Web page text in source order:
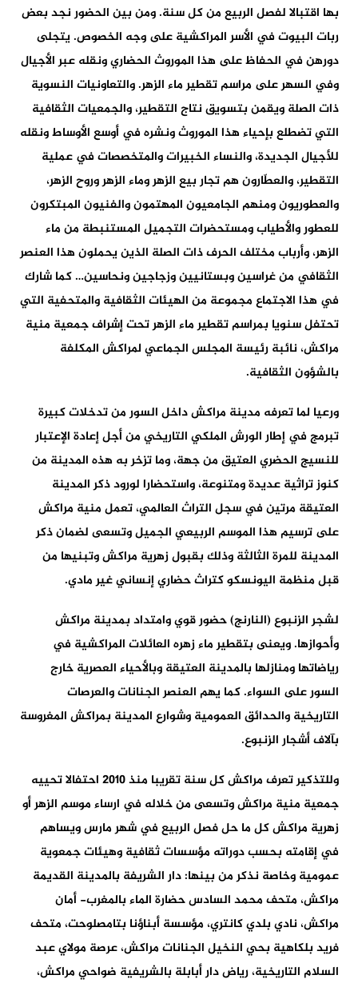
بها اقتبالا لفصل الربيع من كل سنة. ومن بين الحضور نجد بعض
ربات البيوت في الأسر المراكشية على وجه الخصوص. يتجلى
دورهن في الحفاظ على هذا الموروث الحضاري ونقله عبر الأجيال
وفي السهر على مراسم تقطير ماء الزهر. والتعاونيات النسوية
ذات الصلة ويقمن بتسويق نتاج التقطير، والجمعيات الثقافية
التي تضطلع بإحياء هذا الموروث ونشره في أوسع الأوساط ونقله
للأجيال الجديدة، والنساء الخبيرات والمتخصصات في عملية
التقطير، والعطّارون هم تجار بيع الزهر وماء الزهر وروح الزهر،
والعطوريون ومنهم الجامعيون المهتمون والفنيون المبتكرون
للعطور والأطياب ومستحضرات التجميل المستنبطة من ماء
الزهر، وأرباب مختلف الحرف ذات الصلة الذين يحملون هذا العنصر
الثقافي من غراسين وبستانيين وزجاجين ونحاسين… كما شارك
في هذا الاجتماع مجموعة من الهيئات الثقافية والمتحفية التي
تحتفل سنويا بمراسم تقطير ماء الزهر تحت إشراف جمعية منية
مراكش، نائبة رئيسة المجلس الجماعي لمراكش المكلفة
بالشؤون الثقافية.
ورعيا لما تعرفه مدينة مراكش داخل السور من تدخلات كبيرة
تبرمج في إطار الورش الملكي التاريخي من أجل إعادة الإعتبار
للنسيج الحضري العتيق من جهة، وما تزخر به هذه المدينة من
كنوز تراثية عديدة ومتنوعة، واستحضارا لورود ذكر المدينة
العتيقة مرتين في سجل التراث العالمي، تعمل منية مراكش
على ترسيم هذا الموسم الربيعي الجميل وتسعى لضمان ذكر
المدينة للمرة الثالثة وذلك بقبول زهرية مراكش وتبنيها من
قبل منظمة اليونسكو كتراث حضاري إنساني غير مادي.
لشجر الزنبوع (النارنج) حضور قوي وامتداد بمدينة مراكش
وأحوازها. ويعنى بتقطير ماء زهره العائلات المراكشية في
رياضاتها ومنازلها بالمدينة العتيقة وبالأحياء العصرية خارج
السور على السواء. كما يهم العنصر الجنانات والعرصات
التاريخية والحدائق العمومية وشوارع المدينة بمراكش المغروسة
بآلاف أشجار الزنبوع.
وللتذكير تعرف مراكش كل سنة تقريبا منذ 2010 احتفالا تحييه
جمعية منية مراكش وتسعى من خلاله في ارساء موسم الزهر أو
زهرية مراكش كل ما حل فصل الربيع في شهر مارس ويساهم
في إقامته بحسب دوراته مؤسسات ثقافية وهيئات جمعوية
عمومية وخاصة نذكر من بينها: دار الشريفة بالمدينة القديمة
مراكش، متحف محمد السادس حضارة الماء بالمغرب- أمان
مراكش، نادي بلدي كانتري، مؤسسة أبناؤنا بتامصلوحت، متحف
فريد بلكاهية بحي النخيل الجنانات مراكش، عرصة مولاي عبد
السلام التاريخية، رياض دار أبابلة بالشريفية ضواحي مراكش،